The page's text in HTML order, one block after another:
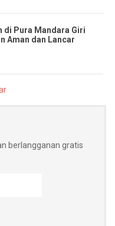
di Pura Mandara Giri
Aman dan Lancar
berlangganan gratis